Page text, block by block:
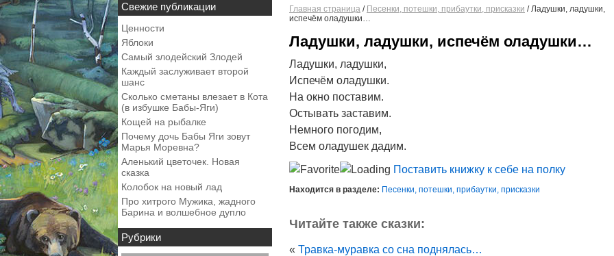
Свежие публикации
Ценности
Яблоки
Самый злодейский Злодей
Каждый заслуживает второй
шанс
Сколько сметаны влезает в Кота
(в избушке Бабы-Яги)
Кощей на рыбалке
Почему дочь Бабы Яги зовут
Марья Моревна?
Аленький цветочек. Новая
сказка
Колобок на новый лад
Про хитрого Мужика, жадного
Барина и волшебное дупло
Рубрики
Главная страница / Песенки, потешки, прибаутки, присказки /Ладушки, ладушки,
испечём оладушки…
Ладушки, ладушки, испечём оладушки…
Ладушки, ладушки,
Испечём оладушки.
На окно поставим.
Остывать заставим.
Немного погодим,
Всем оладушек дадим.
Поставить книжку к себе на полку
Находится в разделе: Песенки, потешки, прибаутки, присказки
Читайте также сказки:
« Травка-муравка со сна поднялась…